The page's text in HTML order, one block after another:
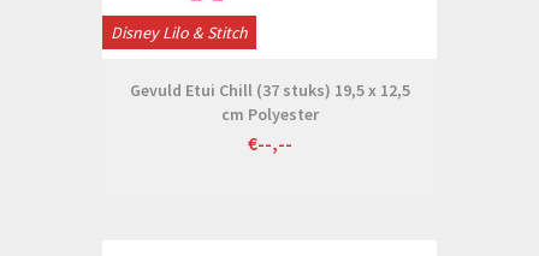
Disney Lilo & Stitch
Gevuld Etui Chill (37 stuks) 19,5 x 12,5
cm Polyester
€--,--